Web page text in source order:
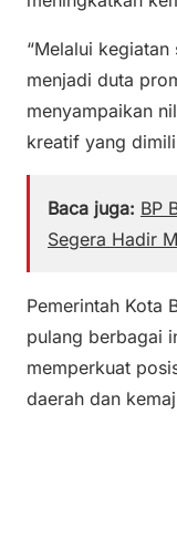
“Melalui
menjadi duta
menyampaikan
kreatif yang
Baca juga: BP
Segera Hadir
Pemerintah Kota
pulang berbagai
memperkuat
daerah dan